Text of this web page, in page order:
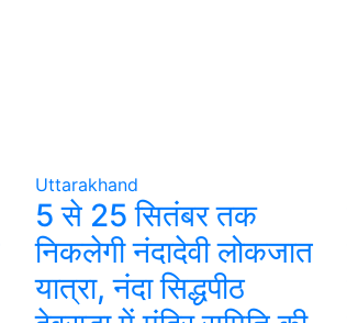
Uttarakhand
5 से 25 सितंबर तक
निकलेगी नंदादेवी लोकजात
यात्रा, नंदा सिद्धपीठ